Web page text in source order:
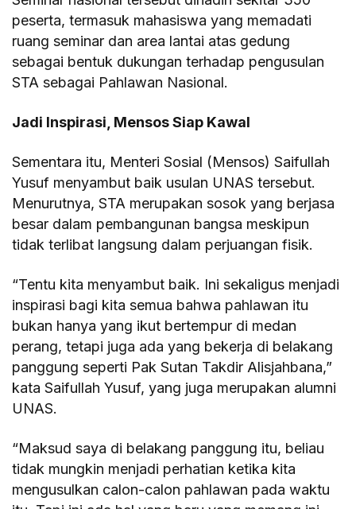
peserta, termasuk mahasiswa yang memadati
ruang seminar dan area lantai atas gedung
sebagai bentuk dukungan terhadap pengusulan
STA sebagai Pahlawan Nasional.
Jadi Inspirasi, Mensos Siap Kawal
Sementara itu, Menteri Sosial (Mensos) Saifullah
Yusuf menyambut baik usulan UNAS tersebut.
Menurutnya, STA merupakan sosok yang berjasa
besar dalam pembangunan bangsa meskipun
tidak terlibat langsung dalam perjuangan fisik.
“Tentu kita menyambut baik. Ini sekaligus menjadi
inspirasi bagi kita semua bahwa pahlawan itu
bukan hanya yang ikut bertempur di medan
perang, tetapi juga ada yang bekerja di belakang
panggung seperti Pak Sutan Takdir Alisjahbana,”
kata Saifullah Yusuf, yang juga merupakan alumni
UNAS.
“Maksud saya di belakang panggung itu, beliau
tidak mungkin menjadi perhatian ketika kita
mengusulkan calon-calon pahlawan pada waktu